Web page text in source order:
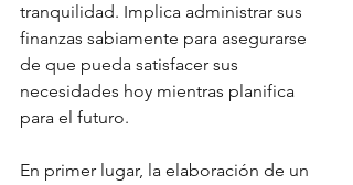
tranquilidad. Implica administrar sus
finanzas sabiamente para asegurarse
de que pueda satisfacer sus
necesidades hoy mientras planifica
para el futuro.
En primer lugar, la elaboración de un